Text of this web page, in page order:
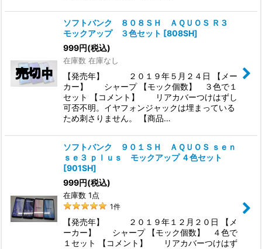
ソフトバンク ８０８ＳＨ ＡＱＵＯＳ Ｒ３
モックアップ ３色セット [808SH]
999円(税込)
在庫数 在庫なし
【発売年】 ２０１９年５月２４日 【メー
カー】 シャープ 【モック個数】 ３色で１
セット 【コメント】 リアカバーつけはずし
可否不明。イヤフォンジャックは埋まっている
ため刺さりません。 【商品…
ソフトバンク ９０１ＳＨ ＡＱＵＯＳ ｓｅｎ
ｓｅ３ ｐｌｕｓ モックアップ ４色セット
[901SH]
999円(税込)
在庫数 1点
1件
【発売年】 ２０１９年１２月２０日 【メ
ーカー】 シャープ 【モック個数】 ４色で
１セット 【コメント】 リアカバーつけはず